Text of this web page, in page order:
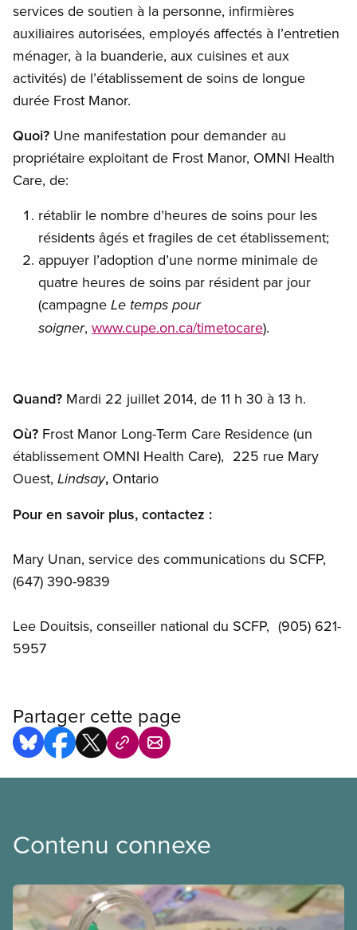
services de soutien à la personne, infirmières
auxiliaires autorisées, employés affectés à l’entretien
ménager, à la buanderie, aux cuisines et aux
activités) de l’établissement de soins de longue
durée Frost Manor.
Quoi? Une manifestation pour demander au
propriétaire exploitant de Frost Manor, OMNI Health
Care, de:
rétablir le nombre d’heures de soins pour les
résidents âgés et fragiles de cet établissement;
appuyer l’adoption d’une norme minimale de
quatre heures de soins par résident par jour
(campagne Le temps pour
soigner, www.cupe.on.ca/timetocare).
Quand? Mardi 22 juillet 2014, de 11 h 30 à 13 h.
Où? Frost Manor Long-Term Care Residence (un
établissement OMNI Health Care), 225 rue Mary
Ouest, Lindsay, Ontario
Pour en savoir plus, contactez :
Mary Unan, service des communications du SCFP,
(647) 390-9839
Lee Douitsis, conseiller national du SCFP, (905) 621-
5957
Partager cette page
Contenu connexe